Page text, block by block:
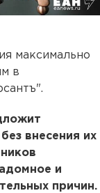
максимально
в
внесения их
и
причин.